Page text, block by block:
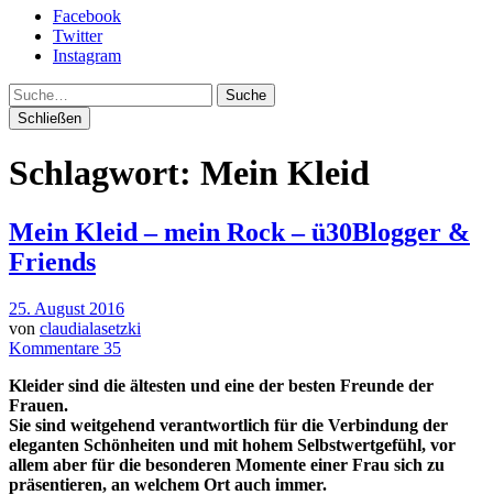
Facebook
Twitter
Instagram
Suche
Schließen
Schlagwort: Mein Kleid
Mein Kleid – mein Rock – ü30Blogger &
Friends
25. August 2016
von claudialasetzki
Kommentare 35
Kleider sind die ältesten und eine der besten Freunde der
Frauen.
Sie sind weitgehend verantwortlich für die Verbindung der
eleganten Schönheiten und mit hohem Selbstwertgefühl, vor
allem aber für die besonderen Momente einer Frau sich zu
präsentieren, an welchem Ort auch immer.